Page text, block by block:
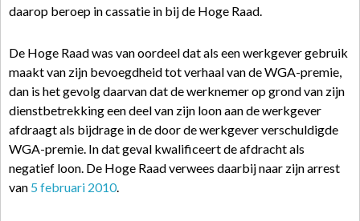
daarop beroep in cassatie in bij de Hoge Raad.
De Hoge Raad was van oordeel dat als een werkgever gebruik
maakt van zijn bevoegdheid tot verhaal van de WGA-premie,
dan is het gevolg daarvan dat de werknemer op grond van zijn
dienstbetrekking een deel van zijn loon aan de werkgever
afdraagt als bijdrage in de door de werkgever verschuldigde
WGA-premie. In dat geval kwalificeert de afdracht als
negatief loon. De Hoge Raad verwees daarbij naar zijn arrest
van 5 februari 2010.